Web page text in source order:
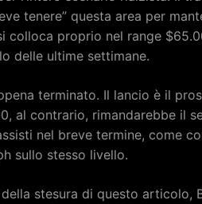
tenere” questa area per
colloca proprio nel range
delle ultime settimane.
terminato. Il lancio è il
al contrario, rimandarebbe il
nel breve termine, come
sullo stesso livello.
stesura di questo articolo,